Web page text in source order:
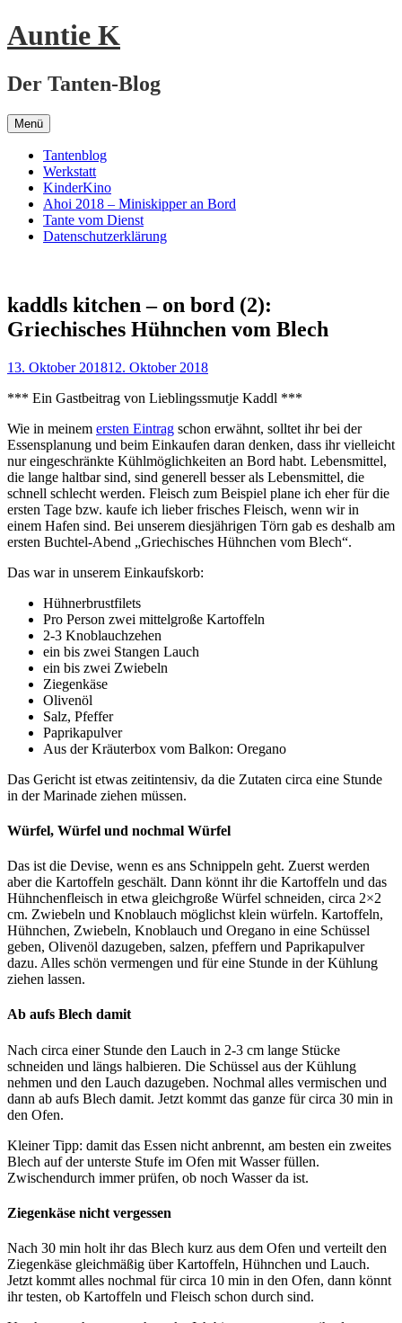
Springe
zum
Auntie K
Der Tanten-Blog
Menü
Tantenblog
Werkstatt
KinderKino
Ahoi 2018 – Miniskipper an Bord
Tante vom Dienst
Datenschutzerklärung
kaddls kitchen – on bord (2):
Griechisches Hühnchen vom Blech
13. Oktober 201812. Oktober 2018
*** Ein Gastbeitrag von Lieblingssmutje Kaddl ***
Wie in meinem ersten Eintrag schon erwähnt, solltet ihr bei der
Essensplanung und beim Einkaufen daran denken, dass ihr vielleicht
nur eingeschränkte Kühlmöglichkeiten an Bord habt. Lebensmittel,
die lange haltbar sind, sind generell besser als Lebensmittel, die
schnell schlecht werden. Fleisch zum Beispiel plane ich eher für die
ersten Tage bzw. kaufe ich lieber frisches Fleisch, wenn wir in
einem Hafen sind. Bei unserem diesjährigen Törn gab es deshalb am
ersten Buchtel-Abend „Griechisches Hühnchen vom Blech“.
Das war in unserem Einkaufskorb:
Hühnerbrustfilets
Pro Person zwei mittelgroße Kartoffeln
2-3 Knoblauchzehen
ein bis zwei Stangen Lauch
ein bis zwei Zwiebeln
Ziegenkäse
Olivenöl
Salz, Pfeffer
Paprikapulver
Aus der Kräuterbox vom Balkon: Oregano
Das Gericht ist etwas zeitintensiv, da die Zutaten circa eine Stunde
in der Marinade ziehen müssen.
Würfel, Würfel und nochmal Würfel
Das ist die Devise, wenn es ans Schnippeln geht. Zuerst werden
aber die Kartoffeln geschält. Dann könnt ihr die Kartoffeln und das
Hühnchenfleisch in etwa gleichgroße Würfel schneiden, circa 2×2
cm. Zwiebeln und Knoblauch möglichst klein würfeln. Kartoffeln,
Hühnchen, Zwiebeln, Knoblauch und Oregano in eine Schüssel
geben, Olivenöl dazugeben, salzen, pfeffern und Paprikapulver
dazu. Alles schön vermengen und für eine Stunde in der Kühlung
ziehen lassen.
Ab aufs Blech damit
Nach circa einer Stunde den Lauch in 2-3 cm lange Stücke
schneiden und längs halbieren. Die Schüssel aus der Kühlung
nehmen und den Lauch dazugeben. Nochmal alles vermischen und
dann ab aufs Blech damit. Jetzt kommt das ganze für circa 30 min in
den Ofen.
Kleiner Tipp: damit das Essen nicht anbrennt, am besten ein zweites
Blech auf der unterste Stufe im Ofen mit Wasser füllen.
Zwischendurch immer prüfen, ob noch Wasser da ist.
Ziegenkäse nicht vergessen
Nach 30 min holt ihr das Blech kurz aus dem Ofen und verteilt den
Ziegenkäse gleichmäßig über Kartoffeln, Hühnchen und Lauch.
Jetzt kommt alles nochmal für circa 10 min in den Ofen, dann könnt
ihr testen, ob Kartoffeln und Fleisch schon durch sind.